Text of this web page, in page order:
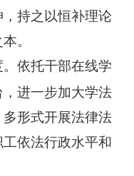
持之以恒补理论
。
依托干部在线学
进一步加大学法
形式开展法律法
依法行政水平和